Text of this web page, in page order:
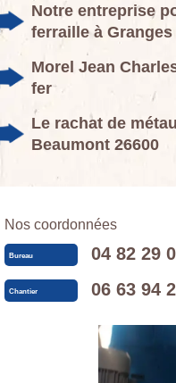
Notre entreprise
ferraille à
Morel Jean
fer
Le rachat de
Beaumont 26600
Nos coordonnées
Bureau 04 82 29
Chantier 06 63 94